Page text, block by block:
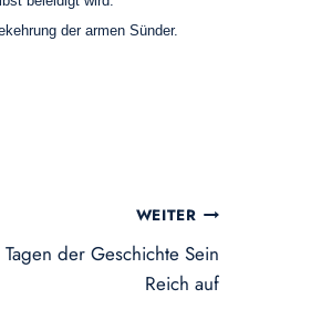
der armen Sünder.
WEITER
der Geschichte Sein
Reich auf